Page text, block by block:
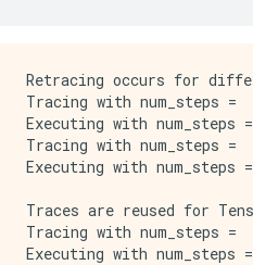
Retracing occurs for
Tracing with num_steps =
Executing with num_steps
Tracing with num_steps =
Executing with num_steps
Traces are reused for
Tracing with num_steps
Executing with num_steps